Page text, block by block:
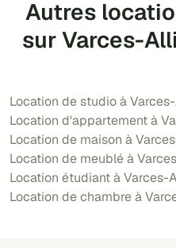
Autres
sur Varces-
Location de studio à
Location d'appartement à
Location de maison à
Location de meublé à
Location étudiant à
Location de chambre à